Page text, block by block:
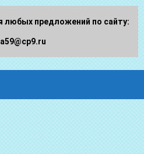
любых предложений по сайту: